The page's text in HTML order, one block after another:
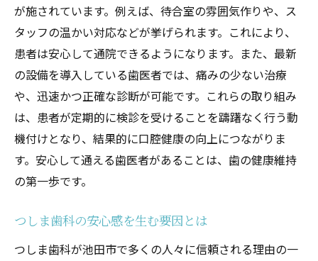
ツ
定期健診が失敗を防ぐ理由
つしま歯科での安心の受診体験
患者が注意すべきポイント
歯科医師との信頼関係の築き方
つしま歯科が支持される実績
最新設備を活用した池田市の歯医者つしま歯科
の魅力
つしま歯科の設備の充実度
患者に優しい環境づくりへの取り組み
が施されています。例えば、待合室の雰囲気作りや、ス
タッフの温かい対応などが挙げられます。これにより、
患者は安心して通院できるようになります。また、最新
の設備を導入している歯医者では、痛みの少ない治療
や、迅速かつ正確な診断が可能です。これらの取り組み
は、患者が定期的に検診を受けることを躊躇なく行う動
機付けとなり、結果的に口腔健康の向上につながりま
す。安心して通える歯医者があることは、歯の健康維持
の第一歩です。
つしま歯科の安心感を生む要因とは
つしま歯科が池田市で多くの人々に信頼される理由の一